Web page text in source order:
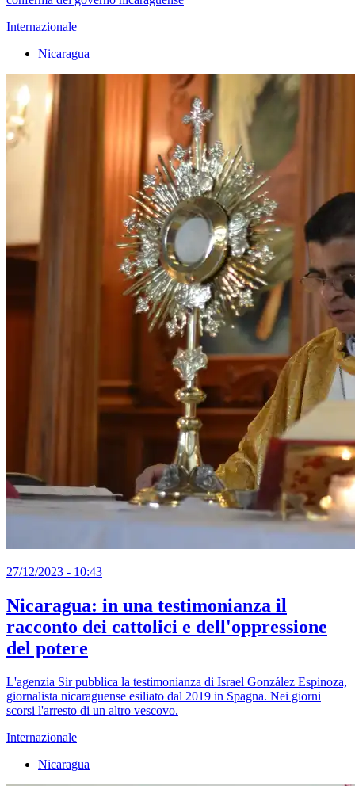
Internazionale
Nicaragua
27/12/2023 - 10:43
Nicaragua: in una testimonianza il
racconto dei cattolici e dell'oppressione
del potere
L'agenzia Sir pubblica la testimonianza di Israel González Espinoza,
giornalista nicaraguense esiliato dal 2019 in Spagna. Nei giorni
scorsi l'arresto di un altro vescovo.
Internazionale
Nicaragua